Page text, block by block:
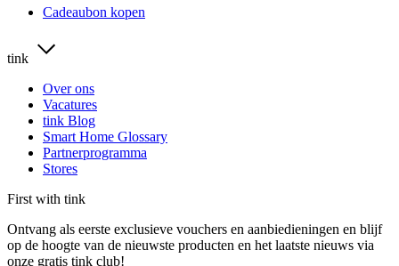
Cadeaubon kopen
tink
Over ons
Vacatures
tink Blog
Smart Home Glossary
Partnerprogramma
Stores
First with tink
Ontvang als eerste exclusieve vouchers en aanbiedieningen en blijf
op de hoogte van de nieuwste producten en het laatste nieuws via
onze gratis tink club!